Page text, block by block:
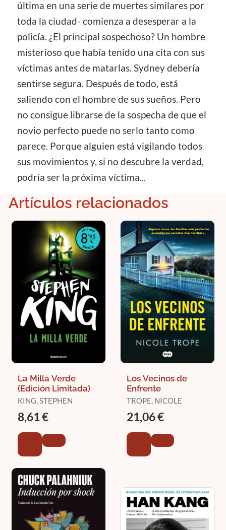
última en una serie de muertes similares por
toda la ciudad- comienza a desesperar a la
policía. ¿El principal sospechoso? Un hombre
misterioso que había tenido una cita con sus
víctimas antes de matarlas. Sydney debería
sentirse segura. Después de todo, está
saliendo con el hombre de sus sueños. Pero
no consigue librarse de la sospecha de que el
novio perfecto puede no serlo tanto como
parece. Porque alguien está vigilando todos
sus movimientos y, si no descubre la verdad,
podría ser la próxima víctima...
Artículos relacionados
La Milla Verde
(Edición Limitada)
KING, STEPHEN
8,61 €
Los Vecinos de
Enfrente
TROPE, NICOLE
21,06 €